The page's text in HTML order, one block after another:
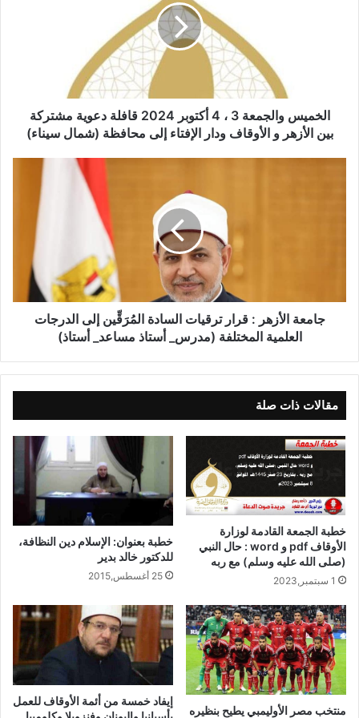
خُطْبَةُ الْجُمُعَةِ الْقَادِمَةُ :(( الدَّعْوَةُ إِلَى اللهِ تَعَالَى
بِالْحِكْمَةِ وَالْمَوْعِظَةِ والْحَسَنَةِ )) د. مُحَمَّدُ حَرْزٌ
5 فبراير,2026
خُطْبَةُ الجُمُعَةِ القَادِمَةُ : ((بُطُولَاتٌ لَا تُنْسَى)) د. مُحَمَّدُ
خُطْبَةُ الجُمُعَةِ القَادِمَةُ : ((المَهَنُ في الْإِسْلَامِ طَرِيقُ
الْعُمْرَانِ وَالْإِيمَانِ مَعًا)) د. مُحَمَّدُ حَرْزٍ
وأكد في النهاية لا تستمعوا للشائعات التي
تنتشر بأن الأزهر يفرق بين أبنائه، فالجميع
سواسية العبرة بالأعلي مؤهل أو الأعلي
تقدير، ومن تتوفر فيه الشروط.
والله ولي التوفيق
نسخ الرابط
الخميس والجمعة 3 ، 4 أكتوبر 2024 قافلة دعوية مشتركة
بين الأزهر و الأوقاف ودار الإفتاء إلى محافظة (شمال سيناء)
جامعة الأزهر : قرار ترقيات السادة المُرَقِّين إلى الدرجات
العلمية المختلفة (مدرس_ أستاذ مساعد_ أستاذ)
مقالات ذات صلة
خطبة الجمعة القادمة لوزارة
الأوقاف pdf و word : حال النبي
(صلى الله عليه وسلم) مع ربه
1 سبتمبر,2023
خطبة بعنوان: الإسلام دين النظافة،
للدكتور خالد بدير
25 أغسطس,2015
منتخب مصر الأوليمبي يطيح بنظيره
إيفاد خمسة من أئمة الأوقاف للعمل